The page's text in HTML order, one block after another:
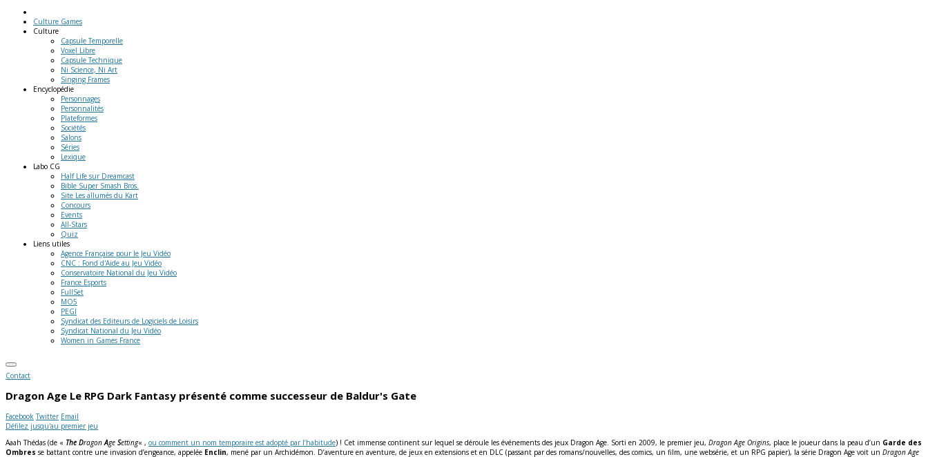
Culture Games
Culture
Capsule Temporelle
Voxel Libre
Capsule Technique
Ni Science, Ni Art
Singing Frames
Encyclopédie
Personnages
Personnalités
Plateformes
Sociétés
Salons
Séries
Lexique
Labo CG
Half Life sur Dreamcast
Bible Super Smash Bros.
Site Les allumés du Kart
Concours
Events
All-Stars
Quiz
Liens utiles
Agence Française pour le Jeu Vidéo
CNC : Fond d'Aide au Jeu Vidéo
Conservatoire National du Jeu Vidéo
France Esports
FullSet
MO5
PEGI
Syndicat des Editeurs de Logiciels de Loisirs
Syndicat National du Jeu Vidéo
Women in Games France
Contact
Dragon Age Le RPG Dark Fantasy présenté comme successeur de Baldur's Gate
Facebook Twitter Email
Défilez jusqu'au premier jeu
Aaah Thédas (de « The DragonAge Setting« , ou comment un nom temporaire est adopté par l’habitude) ! Cet immense continent sur lequel se déroule les événements des jeux Dragon Age. Sorti en 2009, le premier jeu, Dragon Age Origins, place le joueur dans la peau d’un Garde des
Ombres se battant contre une invasion d’engeance, appelée Enclin, mené par un Archidémon. D’aventure en aventure, de jeux en extensions et en DLC (passant par des romans/nouvelles, des comics, un film, une websérie, et un RPG papier), la série Dragon Age voit un Dragon Age